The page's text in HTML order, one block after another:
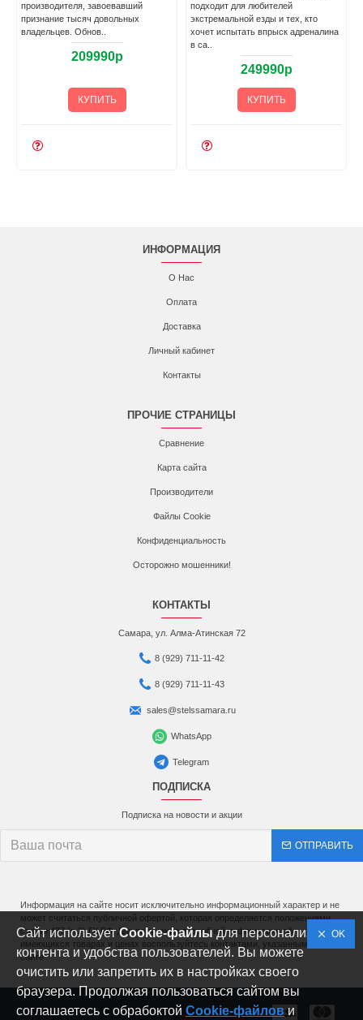
производителя, завоевавший
признание тысяч довольных
владельцев. Обнов..
209990р
КУПИТЬ
подходит для любителей
экстремальной езды и тех, кто
хочет испытать впрыск адреналина
в са..
249990р
КУПИТЬ
ИНФОРМАЦИЯ
О Нас
Оплата
Доставка
Личный кабинет
Контакты
ПРОЧИЕ СТРАНИЦЫ
Сравнение
Карта сайта
Производители
Файлы Cookie
Конфиденциальность
Осторожно мошенники!
КОНТАКТЫ
Самара, ул. Алма-Атинская 72
8 (929) 711-11-42
8 (929) 711-11-43
sales@stelssamara.ru
WhatsApp
Telegram
ПОДПИСКА
Подписка на новости и акции
ОТПРАВИТЬ
Информация на сайте носит исключительно информационный характер и не
может считаться публичной офертой, которая определяется положениями
статьи 437 (п.2) ГК РФ. Для получения подробной информации об
имеющихся товарах и ценах воспользуйтесь контактами, указанными на
сайте
OK
Сайт используетCookie-файлыдля персонализации
контента и удобства пользователей. Вы можете
очистить или запретить их в настройках своего
браузера. Продолжая пользоваться сайтом вы
соглашаетесь с обрабоктой Cookie-файлови